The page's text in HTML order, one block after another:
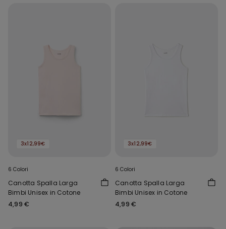
3x12,99€
6 Colori
Canotta Spalla Larga
Bimbi Unisex in Cotone
4,99 €
3x12,99€
6 Colori
Canotta Spalla Larga
Bimbi Unisex in Cotone
4,99 €